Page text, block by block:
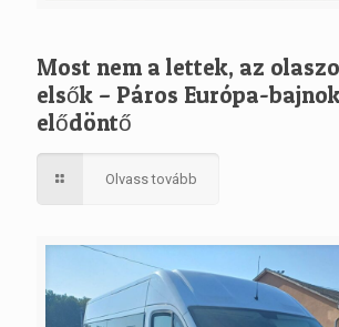
Most nem a lettek, az
elsők – Páros Európa-
elődöntő
Olvass tovább